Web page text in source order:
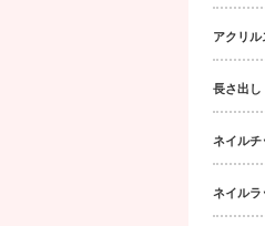
アクリ
ネイルチ